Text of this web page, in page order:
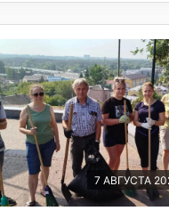
7 АВГУСТА